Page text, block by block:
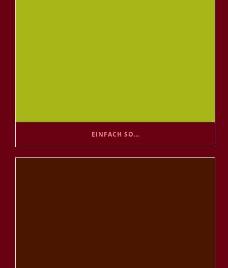
EINFACH SO…